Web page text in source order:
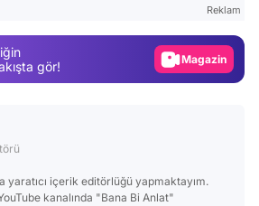
Reklam
gör!
Video
yaratıcı içerik editörlüğü yapmaktayım.
kanalında "Bana Bi Anlat"